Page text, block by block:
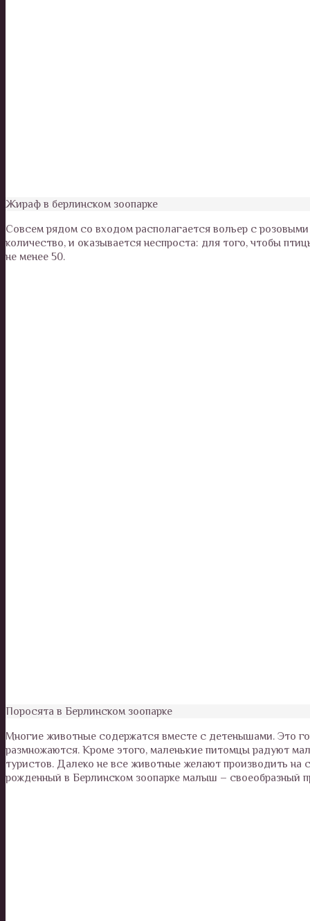
Жираф в берлинском зоопарке
Совсем рядом со входом располагается вольер с
количество, и оказывается неспроста: для того, чтобы
не менее 50.
Поросята в Берлинском зоопарке
Многие животные содержатся вместе с детенышами. Это
размножаются. Кроме этого, маленькие питомцы радуют
туристов. Далеко не все животные желают производить
рожденный в Берлинском зоопарке малыш – своеобразный